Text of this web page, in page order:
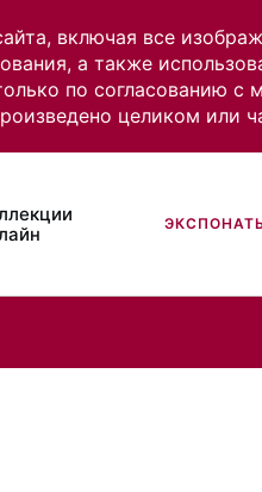
включая все
а также
по согласованию
целиком или